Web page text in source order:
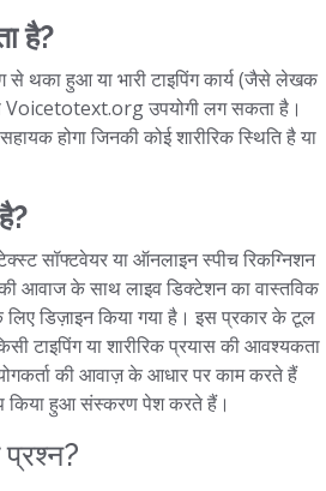
है?
से थका हुआ या भारी टाइपिंग कार्य (जैसे लेखक
उपयोगी लग सकता है।
होगा जिनकी कोई शारीरिक स्थिति है या
सॉफ्टवेयर या ऑनलाइन स्पीच रिकग्निशन
आवाज के साथ लाइव डिक्टेशन का वास्तविक
डिज़ाइन किया गया है। इस प्रकार के टूल
टाइपिंग या शारीरिक प्रयास की आवश्यकता
की आवाज़ के आधार पर काम करते हैं
किया हुआ संस्करण पेश करते हैं।